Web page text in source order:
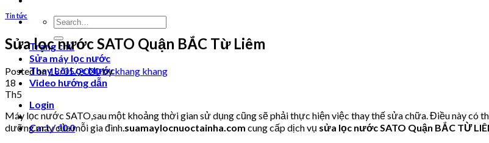
Search
for:
Trang chủ
Sửa máy lọc nước
Thay Lõi Lọc Nước
Video hướng dẫn
Login
Cart /₫00
Tin tức
Sửa lọc nước SATO Quận BẮC Từ Liêm
Posted on18/05/2020bykhang khang
18
Th5
Máy lọc nước SATO,sau một khoảng thời gian sử dụng cũng sẽ phải thực hiện việc thay thế sửa chữa. Điều này có
dưỡng máy của mỗi gia đình.suamaylocnuoctainha.com cung cấp dịch vụ sửa lọc nước SATO Quận BẮC TỪ